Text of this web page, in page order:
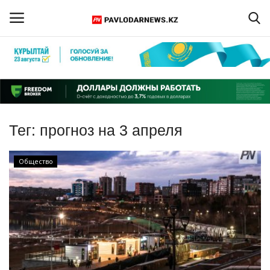
Регистрация
Главная
Обратная связь
ПАВЛОДАРСКАЯ ОБЛАСТЬ
КАЗАХСТАН
МИР
СПЕЦПРОЕКТЫ
Тег: прогноз на 3 апреля
Общество